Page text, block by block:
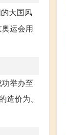
大国风
运会用
举办至
价为、